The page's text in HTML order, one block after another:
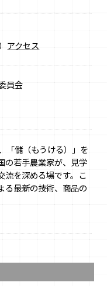
アクセス
員会
「儲（もうける）」を
の若手農業家が、見学
流を深める場です。こ
る最新の技術、商品の